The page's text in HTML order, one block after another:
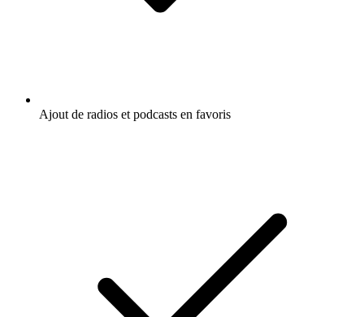
Ajout de radios et podcasts en favoris